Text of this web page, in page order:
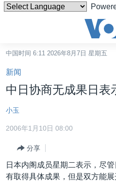
碍
链
接
内
到
台湾
港澳
国际
最新国际新闻
分类新闻
中国时间 6:11 2026年8月7日 星期五
新闻
中日协商无成果日表
小玉
2006年1月10日 08:00
分享
日本内阁成员星期二表示，尽
有取得具体成果，但是双方能展